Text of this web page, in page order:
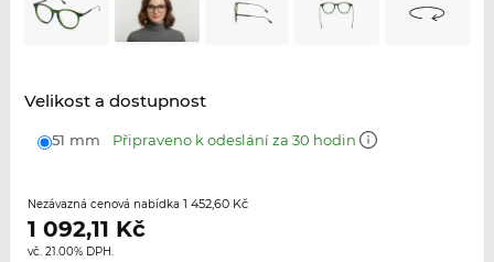
Velikost a dostupnost
51 mm Připraveno k odeslání za 30 hodin
Nezávazná cenová nabídka 1 452,60 Kč
1 092,11 Kč
vč. 21.00% DPH.